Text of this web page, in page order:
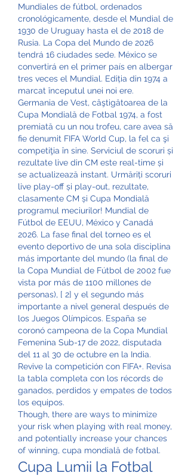
Mundiales de fútbol, ordenados
cronológicamente, desde el Mundial de
1930 de Uruguay hasta el de 2018 de
Rusia. La Copa del Mundo de 2026
tendrá 16 ciudades sede. México se
convertirá en el primer país en albergar
tres veces el Mundial. Ediția din 1974 a
marcat începutul unei noi ere.
Germania de Vest, câştigătoarea de la
Cupa Mondială de Fotbal 1974, a fost
premiată cu un nou trofeu, care avea să
fie denumit FIFA World Cup, la fel ca şi
competiţia în sine. Serviciul de scoruri și
rezultate live din CM este real-time și
se actualizează instant. Urmăriți scoruri
live play-off și play-out, rezultate,
clasamente CM și Cupa Mondială
programul meciurilor! Mundial de
Fútbol de EEUU, México y Canadá
2026. La fase final del torneo es el
evento deportivo de una sola disciplina
más importante del mundo (la final de
la Copa Mundial de Fútbol de 2002 fue
vista por más de 1100 millones de
personas), [ 2] y el segundo más
importante a nivel general después de
los Juegos Olímpicos. España se
coronó campeona de la Copa Mundial
Femenina Sub-17 de 2022, disputada
del 11 al 30 de octubre en la India.
Revive la competición con FIFA+. Revisa
la tabla completa con los récords de
ganados, perdidos y empates de todos
los equipos.
Though, there are ways to minimize
your risk when playing with real money,
and potentially increase your chances
of winning, cupa mondială de fotbal.
Cupa Lumii la Fotbal